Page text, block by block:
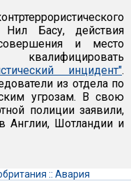
Нил Басу, действия
и место
инцидент".
из отдела по
угрозам. В свою
полиции заявили,
Англии, Шотландии и
:: Авария